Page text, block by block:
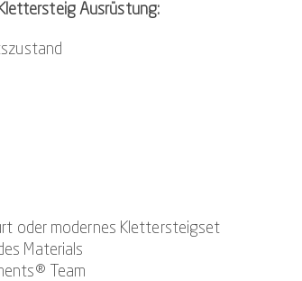
Ausrüstung:
oder modernes Klettersteigset
Materials
Team